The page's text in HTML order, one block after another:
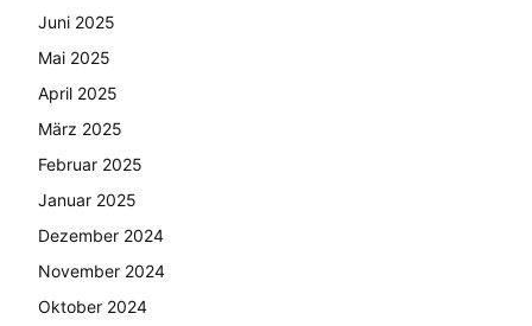
Juni 2025
Mai 2025
April 2025
März 2025
Februar 2025
Januar 2025
Dezember 2024
November 2024
Oktober 2024